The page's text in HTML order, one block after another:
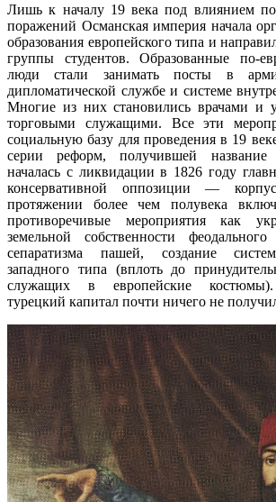
Лишь к началу 19 века под влиянием
поражений Османская империя начала
образования европейского типа и
группы студентов. Образованные по-
люди стали занимать посты в
дипломатической службе и системе
Многие из них становились врачами и
торговыми служащими. Все эти
социальную базу для проведения в 19
серии реформ, получившей
началась с ликвидации в 1826 году
консервативной оппозиции —
протяжении более чем полувека
противоречивые мероприятия как
земельной собственности
сепаратизма пашей, создание
западного типа (вплоть до
служащих в европейские
турецкий капитал почти ничего не